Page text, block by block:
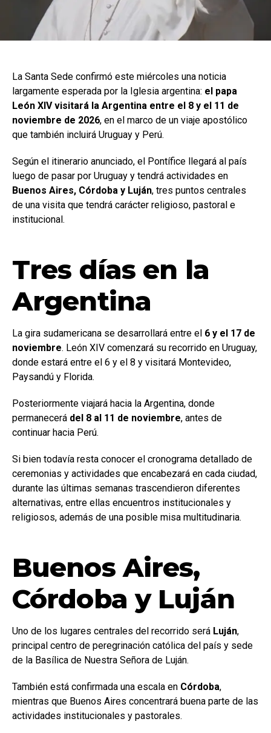
La Santa Sede confirmó este miércoles una noticia
largamente esperada por la Iglesia argentina: el papa
León XIV visitará la Argentina entre el 8 y el 11 de
noviembre de 2026, en el marco de un viaje apostólico
que también incluirá Uruguay y Perú.
Según el itinerario anunciado, el Pontífice llegará al país
luego de pasar por Uruguay y tendrá actividades en
Buenos Aires, Córdoba y Luján, tres puntos centrales
de una visita que tendrá carácter religioso, pastoral e
institucional.
Tres días en la
Argentina
La gira sudamericana se desarrollará entre el 6 y el 17 de
noviembre. León XIV comenzará su recorrido en Uruguay,
donde estará entre el 6 y el 8 y visitará Montevideo,
Paysandú y Florida.
Posteriormente viajará hacia la Argentina, donde
permanecerá del 8 al 11 de noviembre, antes de
continuar hacia Perú.
Si bien todavía resta conocer el cronograma detallado de
ceremonias y actividades que encabezará en cada ciudad,
durante las últimas semanas trascendieron diferentes
alternativas, entre ellas encuentros institucionales y
religiosos, además de una posible misa multitudinaria.
Buenos Aires,
Córdoba y Luján
Uno de los lugares centrales del recorrido será Luján,
principal centro de peregrinación católica del país y sede
de la Basílica de Nuestra Señora de Luján.
También está confirmada una escala en Córdoba,
mientras que Buenos Aires concentrará buena parte de las
actividades institucionales y pastorales.